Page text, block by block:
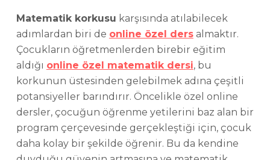
Matematik korkusu karşısında atılabilecek
adımlardan biri de online özel dersalmaktır.
Çocukların öğretmenlerden birebir eğitim
aldığı online özel matematik dersi, bu
korkunun üstesinden gelebilmek adına çeşitli
potansiyeller barındırır. Öncelikle özel online
dersler, çocuğun öğrenme yetilerini baz alan bir
program çerçevesinde gerçekleştiği için, çocuk
daha kolay bir şekilde öğrenir. Bu da kendine